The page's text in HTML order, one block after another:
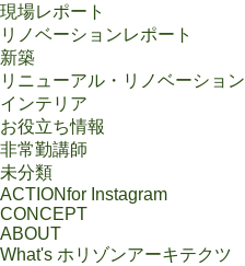
現場レポート
リノベーションレポート
新築
リニューアル・リノベーション
インテリア
お役立ち情報
非常勤講師
未分類
ACTIONfor Instagram
CONCEPT
ABOUT
What's ホリゾンアーキテクツ